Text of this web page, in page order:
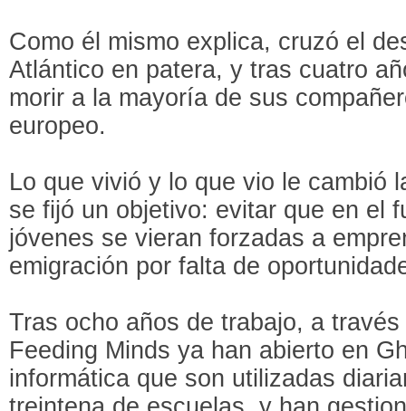
Como él mismo explica, cruzó el
Atlántico en patera, y tras cuatro
morir a la mayoría de sus
europeo.
Lo que vivió y lo que vio le cambió
se fijó un objetivo: evitar que en el
jóvenes se vieran forzadas a
emigración por falta de
Tras ocho años de trabajo, a
Feeding Minds ya han abierto en
informática que son utilizadas